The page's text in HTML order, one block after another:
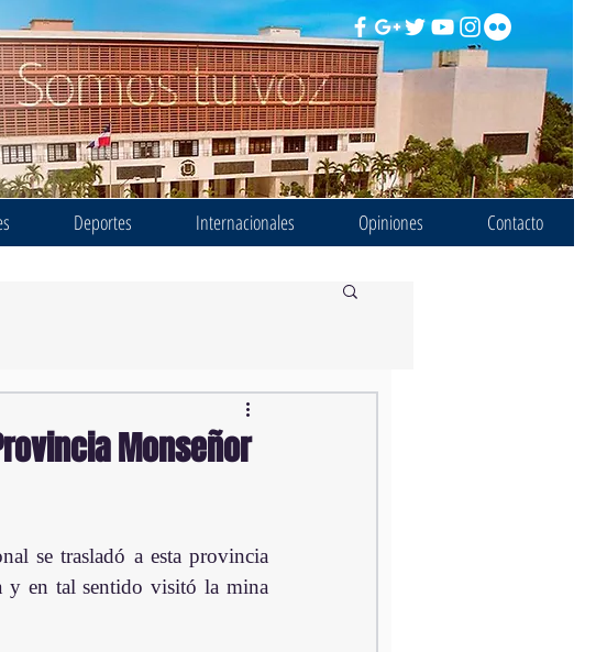
Deportes Internacionales Opiniones Contacto
Monseñor
se trasladó a esta provincia
y en tal sentido visitó la mina